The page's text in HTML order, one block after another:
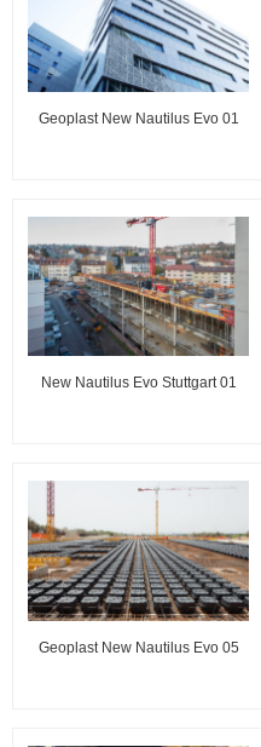
Geoplast New Nautilus Evo 01
New Nautilus Evo Stuttgart 01
Geoplast New Nautilus Evo 05